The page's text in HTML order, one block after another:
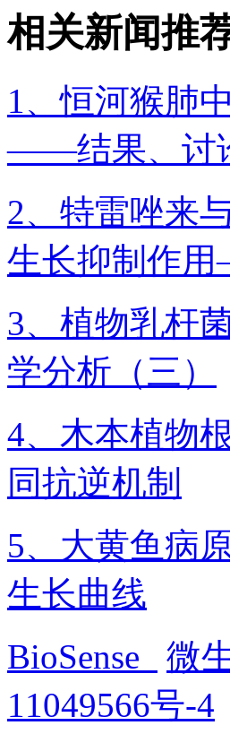
相关新闻推
1、恒河猴肺
——结果、讨
2、特雷唑来
生长抑制作
3、植物乳杆
学分析（三）
4、木本植物
同抗逆机制
5、大黄鱼病
生长曲线
BioSense
微
11049566号-4